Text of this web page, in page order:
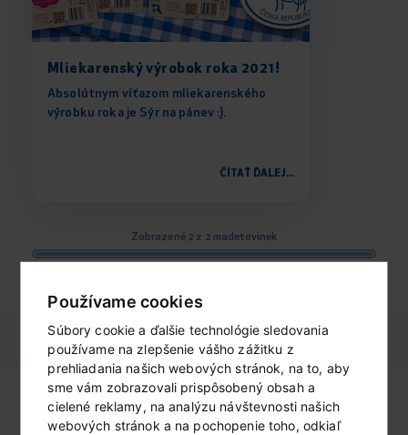
Používame cookies
Súbory cookie a ďalšie technológie sledovania
používame na zlepšenie vášho zážitku z
prehliadania našich webových stránok, na to, aby
sme vám zobrazovali prispôsobený obsah a
cielené reklamy, na analýzu návštevnosti našich
webových stránok a na pochopenie toho, odkiaľ
Mliekarenský výrobok roka 2021!
Absolútnym víťazom mliekarenského
výrobku roka je Sýr na pánev :).
ČÍTAŤ ĎALEJ...
Zobrazené 2 z 2 madetovinek